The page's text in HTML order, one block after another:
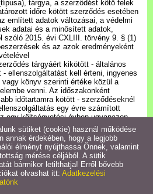
tárgya, a szerződést kötő felek
időre kötött szerződés esetében
említett adatok változásai, a védelmi
adatai és a minősített adatok,
szóló 2015. évi CXLIII. törvény 9. § (1)
és az azok eredményeként
tárgyáért kikötött - általános
ellenszolgáltatást kell érteni, ingyenes
könyv szerinti értéke közül a
venni. Az időszakonként
időtartamra kötött - szerződéseknél
egy évre számított
egy költségvetési évben ugyanazon
tárgyú szerződések értékét egybe kell
meghatározott nyilvános adatok
adatai, az elbírálásról készített
által nem alapfeladatai ellátására (így
sütiket (cookie) használ működése
annak érdekében, hogy a legjobb
élményt nyújthassa Önnek, valamint
mérése céljából. A sütik
bármikor letilthatja! Erről bővebb
olvashat itt: Adatkezelési